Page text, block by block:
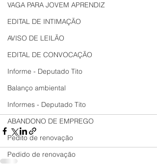
VAGA PARA JOVEM APRENDIZ
EDITAL DE INTIMAÇÃO
AVISO DE LEILÃO
EDITAL DE CONVOCAÇÃO
Informe - Deputado Tito
Balanço ambiental
Informes - Deputado Tito
ABANDONO DE EMPREGO
Pedito de renovação
Pedido de renovação